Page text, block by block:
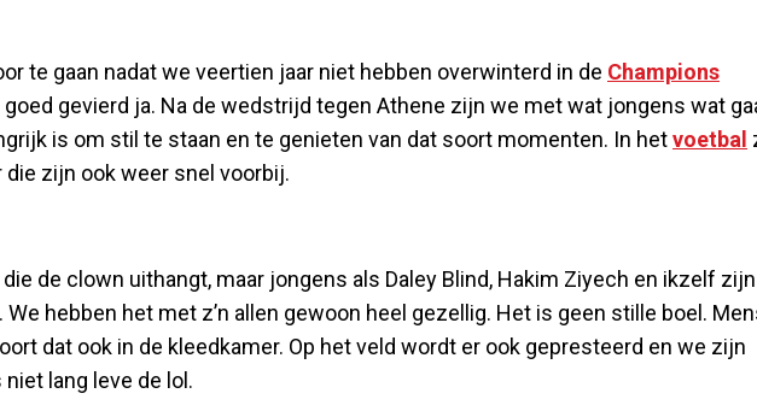
te gaan nadat we veertien jaar niet hebben overwinterd in de Champions
goed gevierd ja. Na de wedstrijd tegen Athene zijn we met wat jongens wat
is om stil te staan en te genieten van dat soort momenten. In hetvoetbal
zijn ook weer snel voorbij.
de clown uithangt, maar jongens als Daley Blind, Hakim Ziyech en ikzelf zijn
hebben het met z’n allen gewoon heel gezellig. Het is geen stille boel.
dat ook in de kleedkamer. Op het veld wordt er ook gepresteerd en we zijn
lang leve de lol.